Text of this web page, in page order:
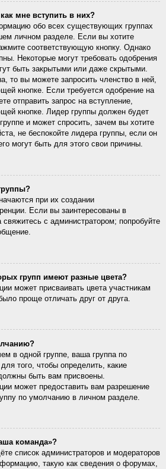
мне вступить в них?
обо всех существующих группах
личном разделе. Если вы хотите
соответствующую кнопку. Однако
Некоторые могут требовать одобрения
быть закрытыми или даже скрытыми.
то вы можете запросить членство в ней,
кнопке. Если требуется одобрение на
отправить запрос на вступление,
кнопке. Лидер группы должен будет
и может спросить, зачем вы хотите
не беспокойте лидера группы, если он
могут быть для этого свои причины.
при их создании
Если вы заинтересованы в
с администратором; попробуйте
групп имеют разные цвета?
может присваивать цвета участникам
проще отличать друг от друга.
в одной группе, ваша группа по
того, чтобы определить, какие
быть вам присвоены.
может предоставить вам разрешение
по умолчанию в личном разделе.
команда»?
список администраторов и модераторов
такую как сведения о форумах,